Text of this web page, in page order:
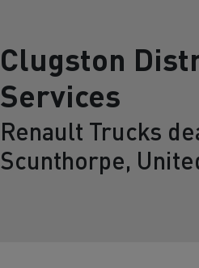
Clugston
Services
Renault Trucks
Scunthorpe,